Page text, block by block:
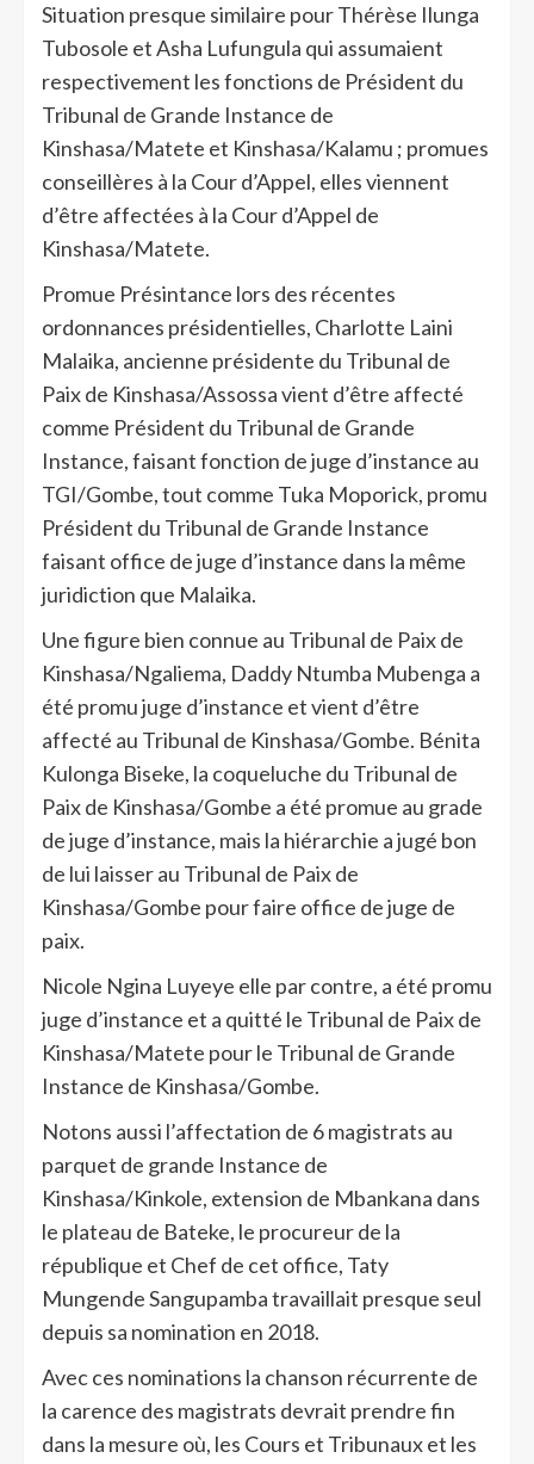
Situation presque similaire pour Thérèse Ilunga
Tubosole et Asha Lufungula qui assumaient
respectivement les fonctions de Président du
Tribunal de Grande Instance de
Kinshasa/Matete et Kinshasa/Kalamu ; promues
conseillères à la Cour d’Appel, elles viennent
d’être affectées à la Cour d’Appel de
Kinshasa/Matete.
Promue Présintance lors des récentes
ordonnances présidentielles, Charlotte Laini
Malaika, ancienne présidente du Tribunal de
Paix de Kinshasa/Assossa vient d’être affecté
comme Président du Tribunal de Grande
Instance, faisant fonction de juge d’instance au
TGI/Gombe, tout comme Tuka Moporick, promu
Président du Tribunal de Grande Instance
faisant office de juge d’instance dans la même
juridiction que Malaika.
Une figure bien connue au Tribunal de Paix de
Kinshasa/Ngaliema, Daddy Ntumba Mubenga a
été promu juge d’instance et vient d’être
affecté au Tribunal de Kinshasa/Gombe. Bénita
Kulonga Biseke, la coqueluche du Tribunal de
Paix de Kinshasa/Gombe a été promue au grade
de juge d’instance, mais la hiérarchie a jugé bon
de lui laisser au Tribunal de Paix de
Kinshasa/Gombe pour faire office de juge de
paix.
Nicole Ngina Luyeye elle par contre, a été promu
juge d’instance et a quitté le Tribunal de Paix de
Kinshasa/Matete pour le Tribunal de Grande
Instance de Kinshasa/Gombe.
Notons aussi l’affectation de 6 magistrats au
parquet de grande Instance de
Kinshasa/Kinkole, extension de Mbankana dans
le plateau de Bateke, le procureur de la
république et Chef de cet office, Taty
Mungende Sangupamba travaillait presque seul
depuis sa nomination en 2018.
Avec ces nominations la chanson récurrente de
la carence des magistrats devrait prendre fin
dans la mesure où, les Cours et Tribunaux et les